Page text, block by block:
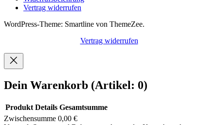
Vertrag widerrufen
WordPress-Theme: Smartline von ThemeZee.
Vertrag widerrufen
Dein Warenkorb (Artikel: 0)
Produkt Details Gesamtsumme
Zwischensumme 0,00 €